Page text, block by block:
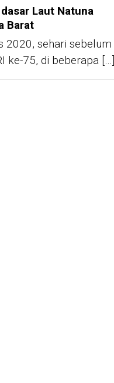
Laut Natuna
Barat
2020, sehari sebelum
ke-75, di beberapa […]